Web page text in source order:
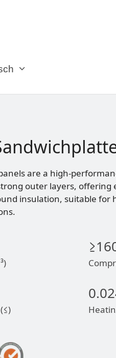
are a high-
outer layers,
insulation, suitable for